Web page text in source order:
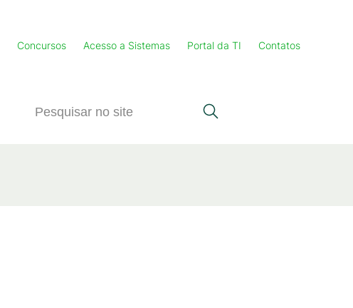
Concursos Acesso a Sistemas Portal da TI Contatos